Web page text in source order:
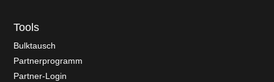
Tools
Bulktausch
Partnerprogramm
Partner-Login